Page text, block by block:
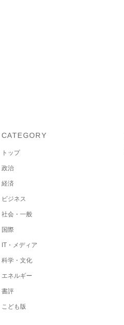
CATEGORY
トップ
政治
経済
ビジネス
社会・一般
国際
IT・メディア
科学・文化
エネルギー
書評
こども版